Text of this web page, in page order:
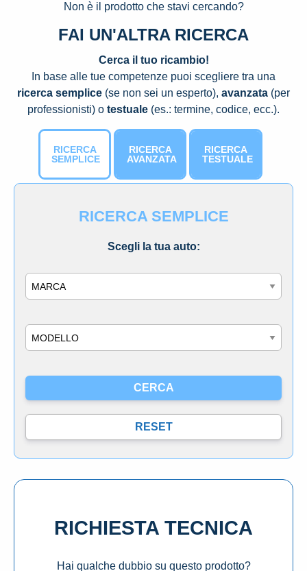
Non è il prodotto che stavi cercando?
FAI UN'ALTRA RICERCA
Cerca il tuo ricambio!
In base alle tue competenze puoi scegliere tra una
ricerca semplice (se non sei un esperto), avanzata (per
professionisti) o testuale (es.: termine, codice, ecc.).
RICERCA
SEMPLICE
RICERCA
AVANZATA
RICERCA
TESTUALE
RICERCA SEMPLICE
Scegli la tua auto:
RICHIESTA TECNICA
Hai qualche dubbio su questo prodotto?